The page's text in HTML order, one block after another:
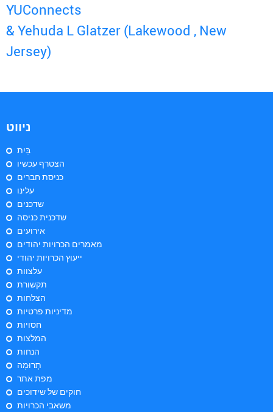
YUConnects
& Yehuda L Glatzer (Lakewood , New
Jersey)
ניווט
בַּיִת
הצטרף עכשיו
כניסת חברים
עלינו
שדכנים
שדכנית כניסה
אירועים
מאמרים הכרויות יהודים
ייעוץ הכרויות יהודי
עלצוות
תקשורת
הצלחות
מדיניות פרטיות
חסויות
המלצות
הנחות
תְרוּמָה
מפת אתר
חוקים של שידוכים
משאבי הכרויות